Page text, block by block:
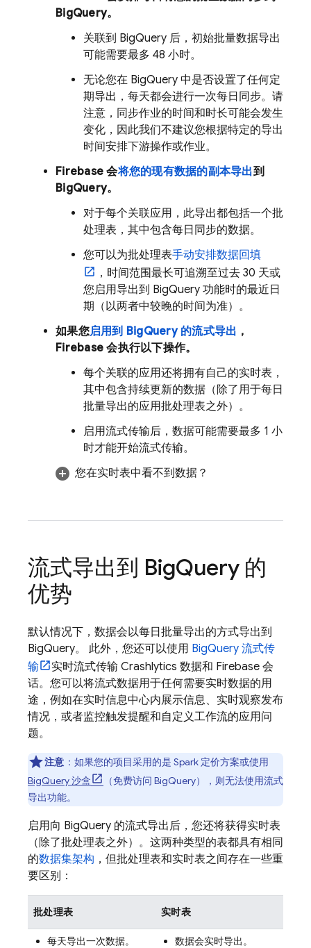
BigQuery。
关联到 BigQuery 后，初始批量数据导出
可能需要最多 48 小时。
无论您在 BigQuery 中是否设置了任何定
期导出，每天都会进行一次每日同步。请
注意，同步作业的时间和时长可能会发生
变化，因此我们不建议您根据特定的导出
时间安排下游操作或作业。
Firebase 会将您的现有数据的副本导出到
BigQuery。
对于每个关联应用，此导出都包括一个批
处理表，其中包含每日同步的数据。
您可以为批处理表手动安排数据回填
，时间范围最长可追溯至过去 30 天或
您启用导出到 BigQuery 功能时的最近日
期（以两者中较晚的时间为准）。
如果您启用到 BigQuery的流式导出 ，
Firebase 会执行以下操作。
每个关联的应用还将拥有自己的实时表，
其中包含持续更新的数据（除了用于每日
批量导出的应用批处理表之外）。
启用流式传输后，数据可能需要最多 1 小
时才能开始流式传输。
您在实时表中看不到数据？
流式导出到 BigQuery 的
优势
默认情况下，数据会以每日批量导出的方式导出到
BigQuery。 此外，您还可以使用 BigQuery 流式传
输
实时流式传输 Crashlytics 数据和 Firebase 会
话。您可以将流式数据用于任何需要实时数据的用
途，例如在实时信息中心内展示信息、实时观察发布
情况，或者监控触发提醒和自定义工作流的应用问
题。
注意 ： 如果您的项目采用的是 Spark 定价方案或使用
BigQuery沙盒 （免费访问 BigQuery），则无法使用流式
导出功能。
启用向 BigQuery 的流式导出后，您还将获得实时表
（除了批处理表之外）。这两种类型的表都具有相同
的数据集架构 ，但批处理表和实时表之间存在一些重
要区别：
批处理表 实时表
每天导出一次数据。
数据会实时导出。